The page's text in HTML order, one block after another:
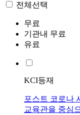
전체선택
무료
기관내 무료
유료
KCI등재
포스트 코로나
교육관을 중심